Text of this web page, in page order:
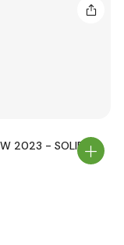
2023 - SOLIDO